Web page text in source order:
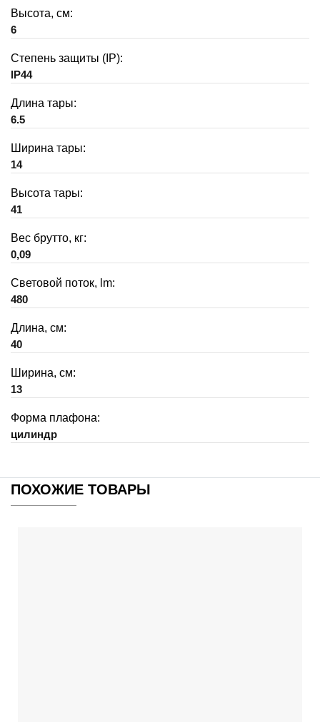
Высота, см:
6
Степень защиты (IP):
IP44
Длина тары:
6.5
Ширина тары:
14
Высота тары:
41
Вес брутто, кг:
0,09
Световой поток, lm:
480
Длина, см:
40
Ширина, см:
13
Форма плафона:
цилиндр
ПОХОЖИЕ ТОВАРЫ